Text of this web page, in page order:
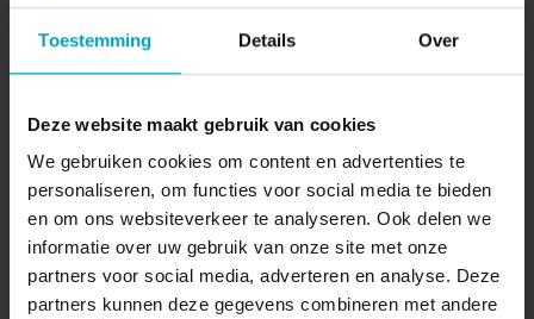
Toestemming Details Over
Deze website maakt gebruik van cookies
We gebruiken cookies om content en advertenties te
personaliseren, om functies voor social media te bieden
en om ons websiteverkeer te analyseren. Ook delen we
informatie over uw gebruik van onze site met onze
partners voor social media, adverteren en analyse. Deze
partners kunnen deze gegevens combineren met andere
aannemingsovereenkomst?
IN VERKOOP IN VERKOOPVOORBEREIDING
12-10-2021